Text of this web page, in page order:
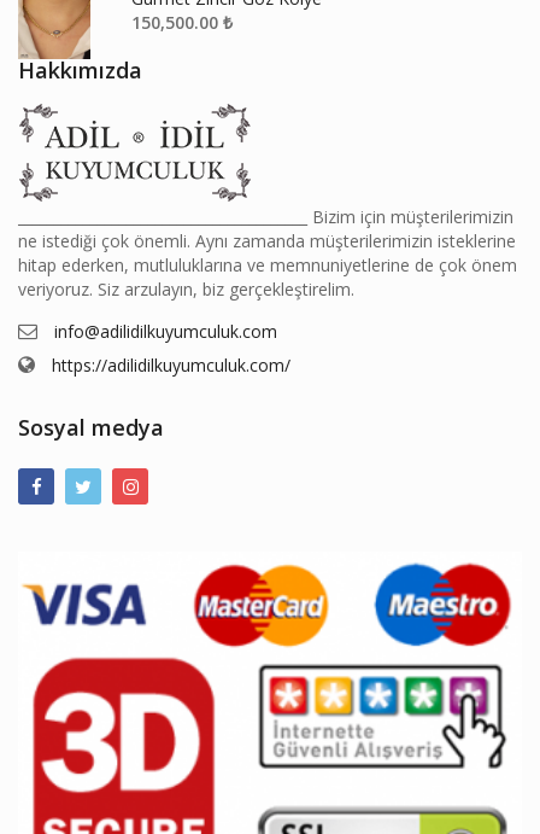
150,500.00 ₺
Hakkımızda
________________________________________ Bizim için müşterilerimizin
ne istediği çok önemli. Aynı zamanda müşterilerimizin isteklerine
hitap ederken, mutluluklarına ve memnuniyetlerine de çok önem
veriyoruz. Siz arzulayın, biz gerçekleştirelim.
info@adilidilkuyumculuk.com
https://adilidilkuyumculuk.com/
Sosyal medya